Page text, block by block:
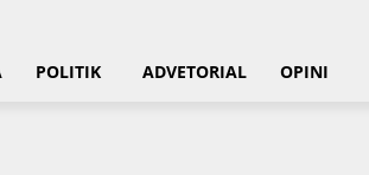
POLITIK ADVETORIAL OPINI